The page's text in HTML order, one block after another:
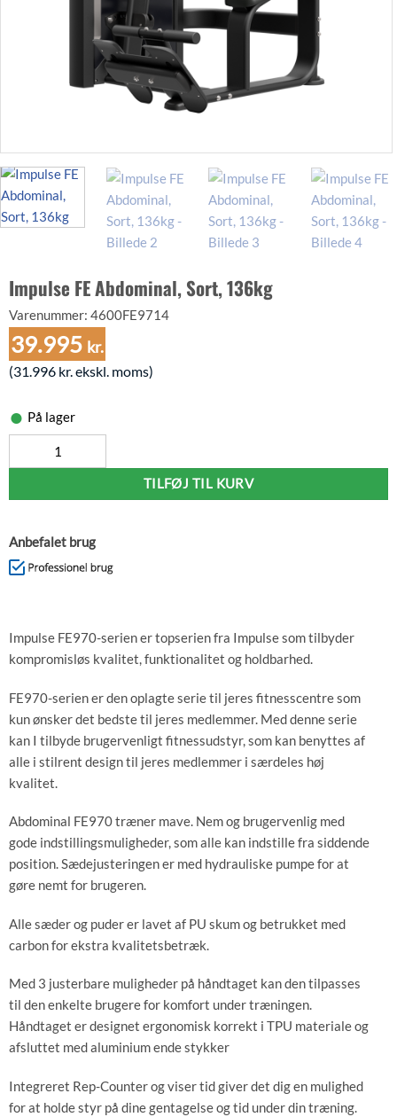
Impulse FE Abdominal, Sort, 136kg
Varenummer: 4600FE9714
39.995 kr.
(31.996 kr.ekskl. moms)
På lager
TILFØJ TIL KURV
Anbefalet brug
Impulse FE970-serien er topserien fra Impulse som tilbyder
kompromisløs kvalitet, funktionalitet og holdbarhed.
FE970-serien er den oplagte serie til jeres fitnesscentre som
kun ønsker det bedste til jeres medlemmer. Med denne serie
kan I tilbyde brugervenligt fitnessudstyr, som kan benyttes af
alle i stilrent design til jeres medlemmer i særdeles høj
kvalitet.
Abdominal FE970 træner mave. Nem og brugervenlig med
gode indstillingsmuligheder, som alle kan indstille fra siddende
position. Sædejusteringen er med hydrauliske pumpe for at
gøre nemt for brugeren.
Alle sæder og puder er lavet af PU skum og betrukket med
carbon for ekstra kvalitetsbetræk.
Med 3 justerbare muligheder på håndtaget kan den tilpasses
til den enkelte brugere for komfort under træningen.
Håndtaget er designet ergonomisk korrekt i TPU materiale og
afsluttet med aluminium ende stykker
Integreret Rep-Counter og viser tid giver det dig en mulighed
for at holde styr på dine gentagelse og tid under din træning.